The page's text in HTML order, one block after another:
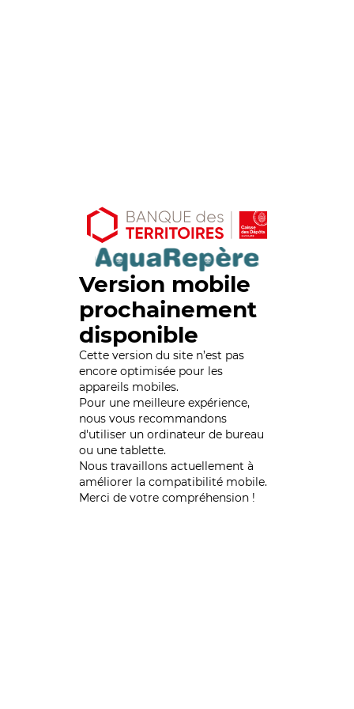
Version mobile
prochainement
disponible
Cette version du site n’est pas
encore optimisée pour les
appareils mobiles.
Pour une meilleure expérience,
nous vous recommandons
d'utiliser un ordinateur de bureau
ou une tablette.
Nous travaillons actuellement à
améliorer la compatibilité mobile.
Merci de votre compréhension !